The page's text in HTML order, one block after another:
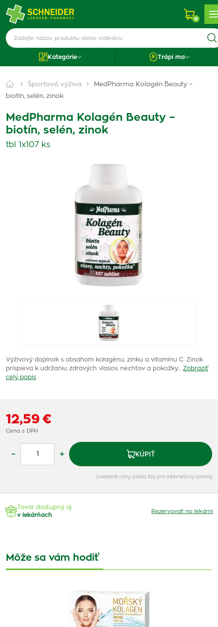
0
Kategórie Trápi ma
Športová výživa
MedPharma Kolagén Beauty –
biotín, selén, zinok
MedPharma Kolagén Beauty –
biotín, selén, zinok
tbl 1x107 ks
Výživový doplnok s obsahom kolagénu, zinku a vitamínu C. Zinok
prispieva k udržaniu zdravých vlasov, nechtov a pokožky…
Zobraziť
celý popis
12,59 €
Cena s DPH
– + KÚPIŤ
Uvedené ceny platia iba pre internetový predaj
Tovar dostupný aj
v lekárňach
Rezervovať na lekárni
Môže sa vám hodiť